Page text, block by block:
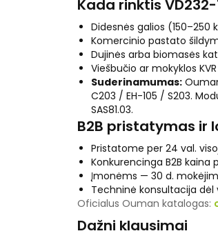
Kada rinktis VD232-
Didesnės galios
Komercinio pastato
Dujinės arba biomasės
Viešbučio ar mokyklos
Suderinamumas:
C203 / EH-105 / S203.
SAS81.03.
B2B pristatymas ir
Pristatome per 24 val.
Konkurencinga B2B
Įmonėms — 30 d.
Techninė konsultacija
Oficialus Ouman katalogas:
Dažni klausimai